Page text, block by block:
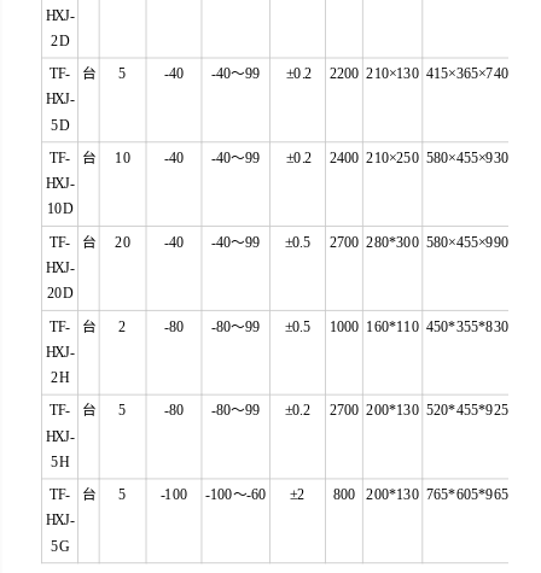
HXJ-
2D
TF-
HXJ-
5D
台 5 -40 -40～99 ±0.2 2200 210×130 415×365×740
TF-
HXJ-
10D
台 10 -40 -40～99 ±0.2 2400 210×250 580×455×930
TF-
HXJ-
20D
台 20 -40 -40～99 ±0.5 2700 280*300 580×455×990
TF-
HXJ-
2H
台 2 -80 -80～99 ±0.5 1000 160*110 450*355*830
TF-
HXJ-
5H
台 5 -80 -80～99 ±0.2 2700 200*130 520*455*925
TF-
HXJ-
5G
台 5 -100 -100～-60 ±2 800 200*130 765*605*965